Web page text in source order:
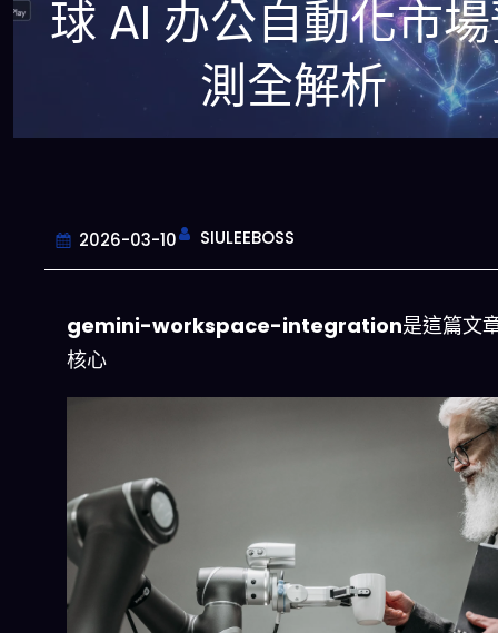
球 AI 办公自動化市
測全解析
2026-03-10 SIULEEBOSS
gemini-workspace-integration是這篇文
核心